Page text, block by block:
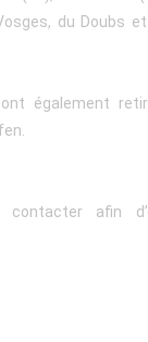
du Doubs
également
contacter afin